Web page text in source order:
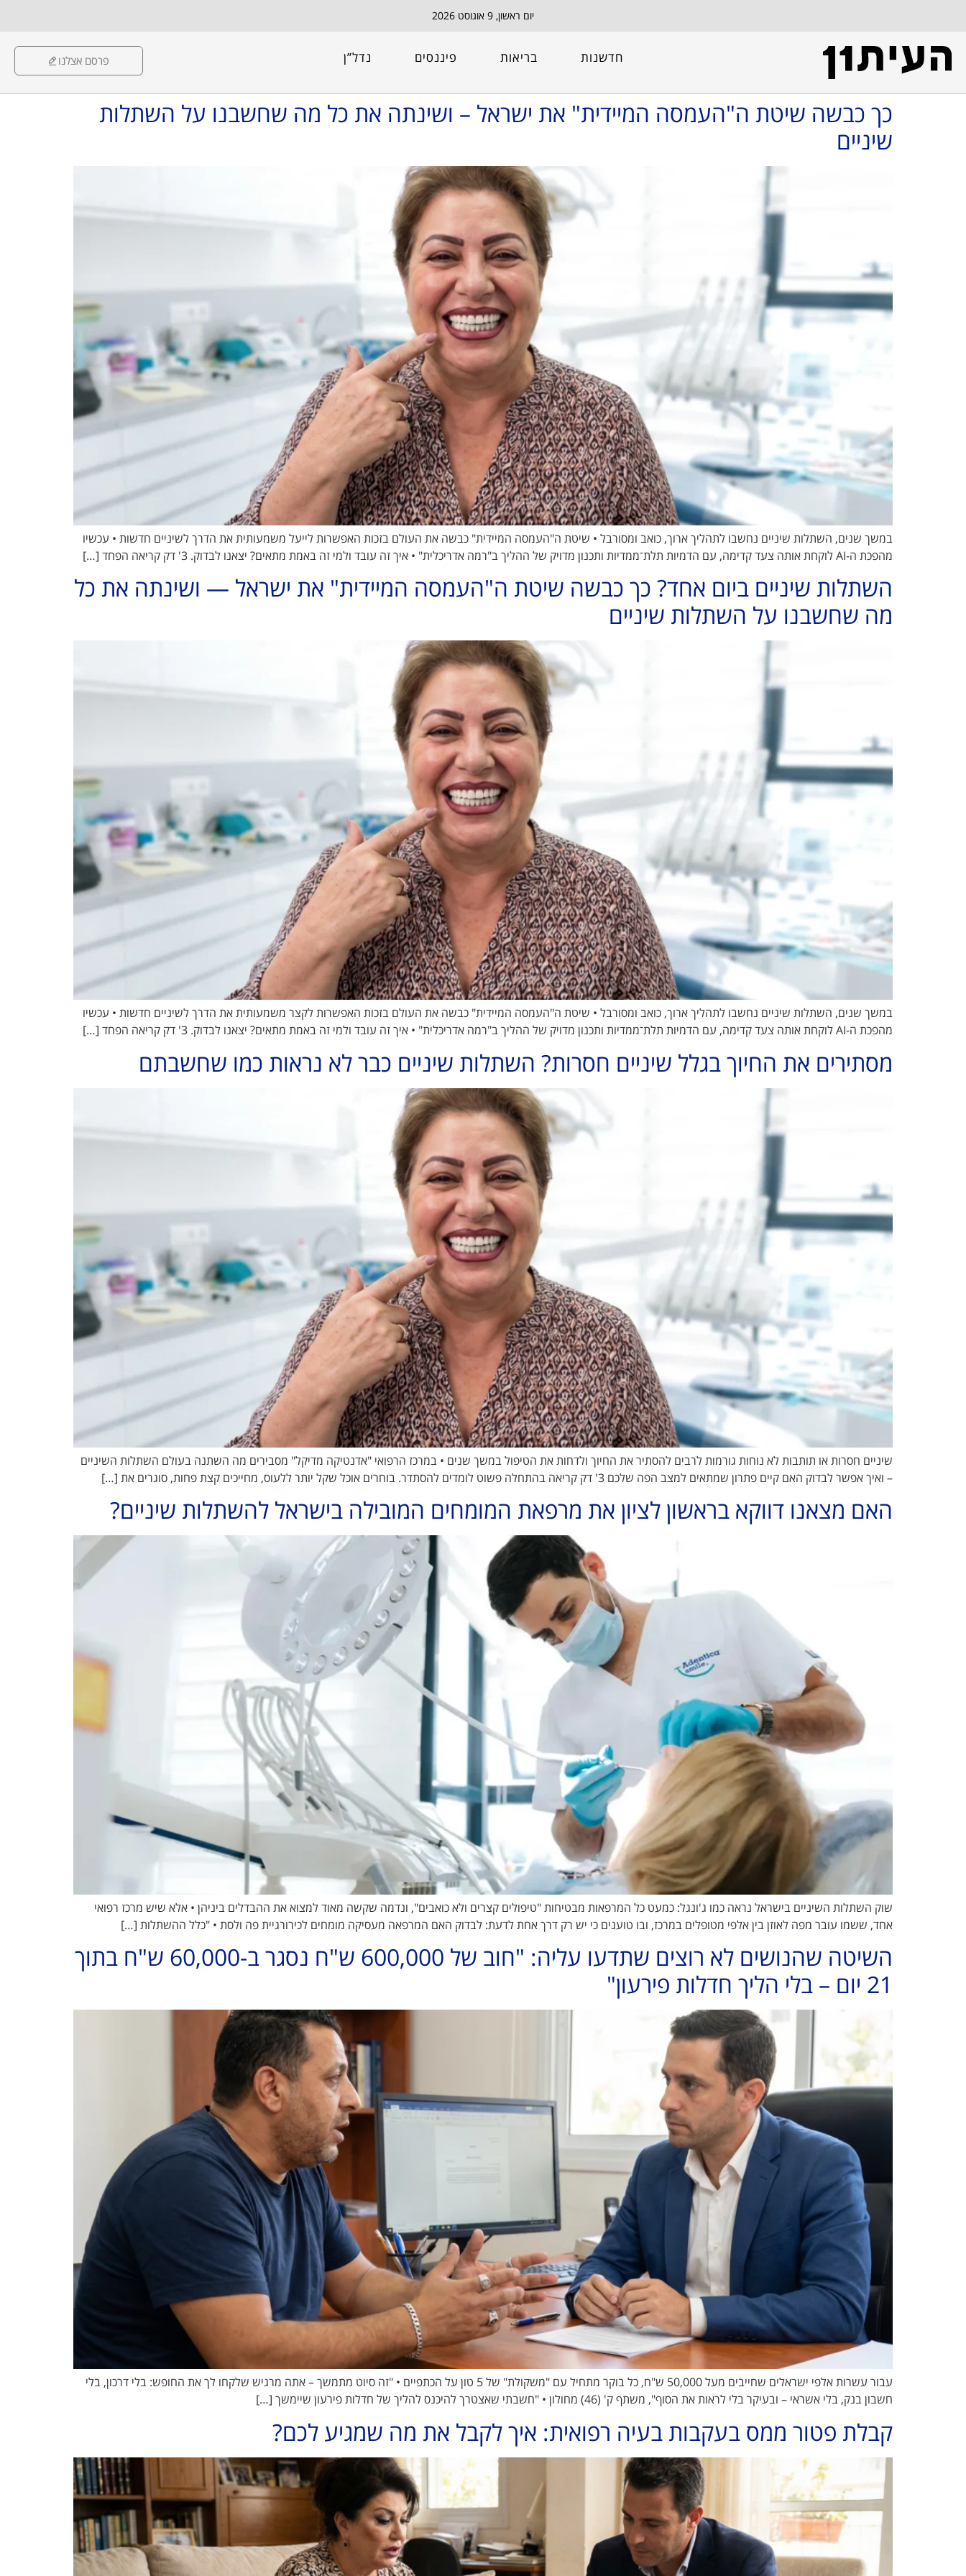
יום ראשון, 9 אוגוסט 2026
חדשנות בריאות פיננסים נדל”ן פרסם אצלנו
כך כבשה שיטת ה"העמסה המיידית" את ישראל – ושינתה את כל מה שחשבנו על השתלות
שיניים
במשך שנים, השתלות שיניים נחשבו לתהליך ארוך, כואב ומסורבל • שיטת ה"העמסה המיידית" כבשה את העולם בזכות האפשרות לייעל משמעותית את הדרך לשיניים חדשות • עכשיו
מהפכת ה-AI לוקחת אותה צעד קדימה, עם הדמיות תלת־ממדיות ותכנון מדויק של ההליך ב"רמה אדריכלית" • איך זה עובד ולמי זה באמת מתאים? יצאנו לבדוק. 3' דק קריאה הפחד […]
השתלות שיניים ביום אחד? כך כבשה שיטת ה"העמסה המיידית" את ישראל — ושינתה את כל
מה שחשבנו על השתלות שיניים
במשך שנים, השתלות שיניים נחשבו לתהליך ארוך, כואב ומסורבל • שיטת ה"העמסה המיידית" כבשה את העולם בזכות האפשרות לקצר משמעותית את הדרך לשיניים חדשות • עכשיו
מהפכת ה-AI לוקחת אותה צעד קדימה, עם הדמיות תלת־ממדיות ותכנון מדויק של ההליך ב"רמה אדריכלית" • איך זה עובד ולמי זה באמת מתאים? יצאנו לבדוק. 3' דק קריאה הפחד […]
מסתירים את החיוך בגלל שיניים חסרות? השתלות שיניים כבר לא נראות כמו שחשבתם
שיניים חסרות או תותבות לא נוחות גורמות לרבים להסתיר את החיוך ולדחות את הטיפול במשך שנים • במרכז הרפואי "אדנטיקה מדיקל" מסבירים מה השתנה בעולם השתלות השיניים
– ואיך אפשר לבדוק האם קיים פתרון שמתאים למצב הפה שלכם 3' דק קריאה בהתחלה פשוט לומדים להסתדר. בוחרים אוכל שקל יותר ללעוס, מחייכים קצת פחות, סוגרים את […]
האם מצאנו דווקא בראשון לציון את מרפאת המומחים המובילה בישראל להשתלות שיניים?
שוק השתלות השיניים בישראל נראה כמו ג'ונגל: כמעט כל המרפאות מבטיחות "טיפולים קצרים ולא כואבים", ונדמה שקשה מאוד למצוא את ההבדלים ביניהן • אלא שיש מרכז רפואי
אחד, ששמו עובר מפה לאוזן בין אלפי מטופלים במרכז, ובו טוענים כי יש רק דרך אחת לדעת: לבדוק האם המרפאה מעסיקה מומחים לכירורגיית פה ולסת • "כלל ההשתלות […]
השיטה שהנושים לא רוצים שתדעו עליה: "חוב של 600,000 ש"ח נסגר ב-60,000 ש"ח בתוך
21 יום – בלי הליך חדלות פירעון"
עבור עשרות אלפי ישראלים שחייבים מעל 50,000 ש"ח, כל בוקר מתחיל עם "משקולת" של 5 טון על הכתפיים • "זה סיוט מתמשך – אתה מרגיש שלקחו לך את החופש: בלי דרכון, בלי
חשבון בנק, בלי אשראי – ובעיקר בלי לראות את הסוף", משתף ק' (46) מחולון • "חשבתי שאצטרך להיכנס להליך של חדלות פירעון שיימשך […]
קבלת פטור ממס בעקבות בעיה רפואית: איך לקבל את מה שמגיע לכם?